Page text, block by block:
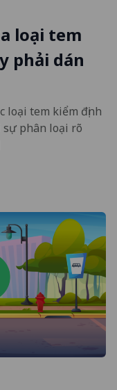
loại tem
phải dán
loại tem kiểm định
phân loại rõ